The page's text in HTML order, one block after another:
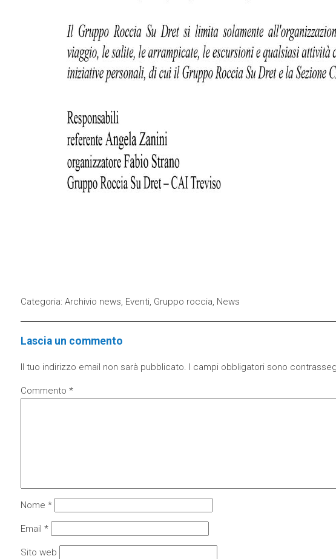
Categoria: Archivio news, Eventi, Gruppo roccia, News
Lascia un commento
Il tuo indirizzo email non sarà pubblicato. I campi obbligatori sono
Commento *
Nome *
Email *
Sito web